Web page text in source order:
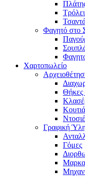
Φαγητό στο
Χαρτοπωλείο
Θήκες
Κουτιά
Ντοσιέ
Γραφική
Γόμες